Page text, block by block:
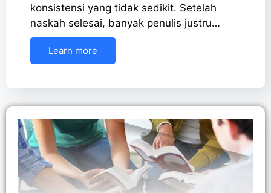
konsistensi yang tidak sedikit. Setelah
naskah selesai, banyak penulis justru…
Learn more